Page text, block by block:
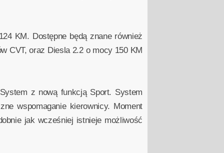
KM. Dostępne będą znane również
CVT, oraz Diesla 2.2 o mocy 150 KM
z nową funkcją Sport. System
wspomaganie kierownicy. Moment
jak wcześniej istnieje możliwość